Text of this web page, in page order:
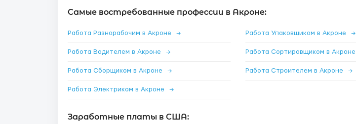
Самые востребованные профессии в Акроне:
Работа Разнорабочим в Акроне → Работа Упаковщиком в Акроне →
Работа Водителем в Акроне → Работа Сортировщиком в Акроне
Работа Сборщиком в Акроне → Работа Строителем в Акроне →
Работа Электриком в Акроне →
Заработные платы в США: